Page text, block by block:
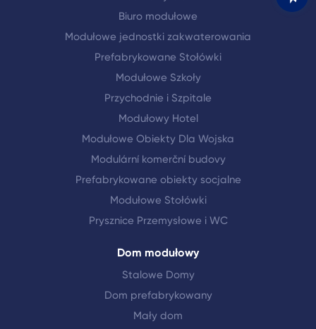
Biuro modułowe
Modułowe jednostki zakwaterowania
Prefabrykowane Stołówki
Modułowe Szkoły
Przychodnie i Szpitale
Modułowy Hotel
Modułowe Obiekty Dla Wojska
Modulární komerční budovy
Prefabrykowane obiekty socjalne
Modułowe Stołówki
Prysznice Przemysłowe i WC
Dom modułowy
Stalowe Domy
Dom prefabrykowany
Mały dom